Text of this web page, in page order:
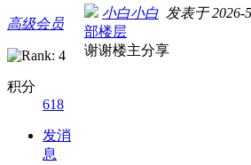
高级会员
积分
618
发消
息
小白小白 发表于 2026-
部楼层
谢谢楼主分享